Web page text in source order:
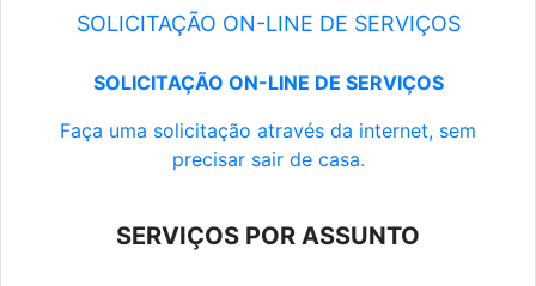
SOLICITAÇÃO ON-LINE DE SERVIÇOS
SOLICITAÇÃO ON-LINE DE SERVIÇOS
Faça uma solicitação através da internet, sem
precisar sair de casa.
SERVIÇOS POR ASSUNTO